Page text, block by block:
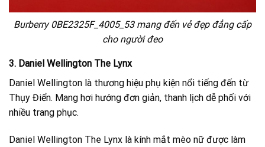
Burberry 0BE2325F_4005_53 mang đến vẻ đẹp đẳng cấp
cho người đeo
3. Daniel Wellington The Lynx
Daniel Wellington là thương hiệu phụ kiện nổi tiếng đến từ
Thụy Điển. Mang hơi hướng đơn giản, thanh lịch dễ phối với
nhiều trang phục.
Daniel Wellington The Lynx là kính mắt mèo nữ được làm